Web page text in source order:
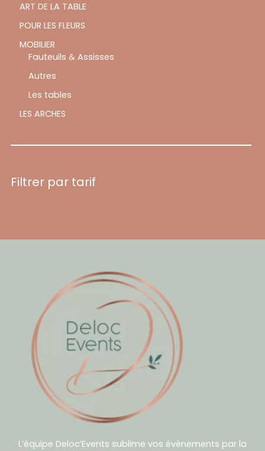
ART DE LA TABLE
POUR LES FLEURS
MOBILIER
Fauteuils & Assisses
Autres
Les tables
LES ARCHES
Filtrer par tarif
L’équipe Deloc’Events sublime vos évènements par la